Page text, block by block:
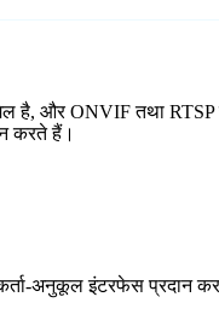
है, और ONVIF तथा
करते हैं।
अनुकूल इंटरफेस प्रदान